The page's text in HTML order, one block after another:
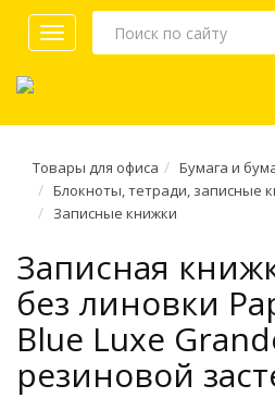
Toggle
navigation
Товары для офиса
Бумага и
Блокноты, тетради, записные
Записные книжки
Записная
без линовки
Blue Luxe
резиновой